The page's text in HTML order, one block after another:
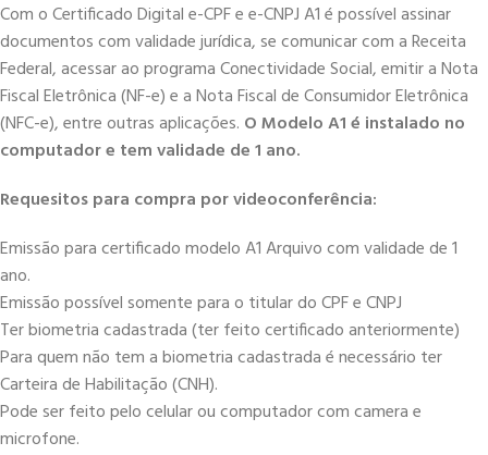
Com o Certificado Digital e-CPF e e-CNPJ A1 é possível assinar
documentos com validade jurídica, se comunicar com a Receita
Federal, acessar ao programa Conectividade Social, emitir a Nota
Fiscal Eletrônica (NF-e) e a Nota Fiscal de Consumidor Eletrônica
(NFC-e), entre outras aplicações. O Modelo A1 é instalado no
computador e tem validade de 1 ano.
Requesitos para compra por videoconferência:
Emissão para certificado modelo A1 Arquivo com validade de 1
ano.
Emissão possível somente para o titular do CPF e CNPJ
Ter biometria cadastrada (ter feito certificado anteriormente)
Para quem não tem a biometria cadastrada é necessário ter
Carteira de Habilitação (CNH).
Pode ser feito pelo celular ou computador com camera e
microfone.